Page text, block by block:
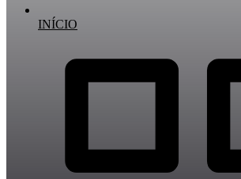
INÍCIO